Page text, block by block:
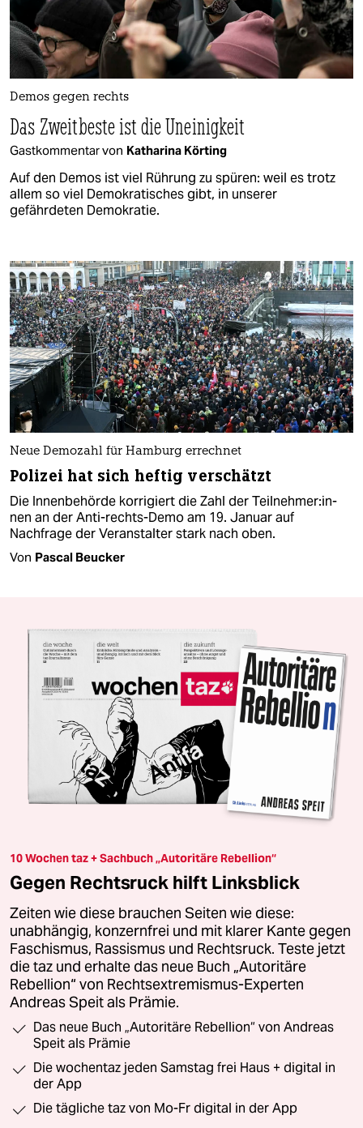
Demos gegen rechts
Das Zweitbeste ist die Uneinigkeit
Gastkommentar von Katharina Körting
Auf den Demos ist viel Rührung zu spüren: weil es trotz
allem so viel Demokratisches gibt, in unserer
gefährdeten Demokratie.
Neue Demozahl für Hamburg errechnet
Polizei hat sich heftig verschätzt
Die Innenbehörde korrigiert die Zahl der Teil­neh­me­r:in­
nen an der Anti-rechts-Demo am 19. Januar auf
Nachfrage der Veranstalter stark nach oben.
Von Pascal Beucker
10 Wochen taz + Sachbuch „Autoritäre Rebellion“
Gegen Rechtsruck hilft Linksblick
Zeiten wie diese brauchen Seiten wie diese:
unabhängig, konzernfrei und mit klarer Kante gegen
Faschismus, Rassismus und Rechtsruck. Teste jetzt
die taz und erhalte das neue Buch „Autoritäre
Rebellion“ von Rechtsextremismus-Experten
Andreas Speit als Prämie.
Das neue Buch „Autoritäre Rebellion“ von Andreas
Speit als Prämie
Die wochentaz jeden Samstag frei Haus + digital in
der App
Die tägliche taz von Mo-Fr digital in der App